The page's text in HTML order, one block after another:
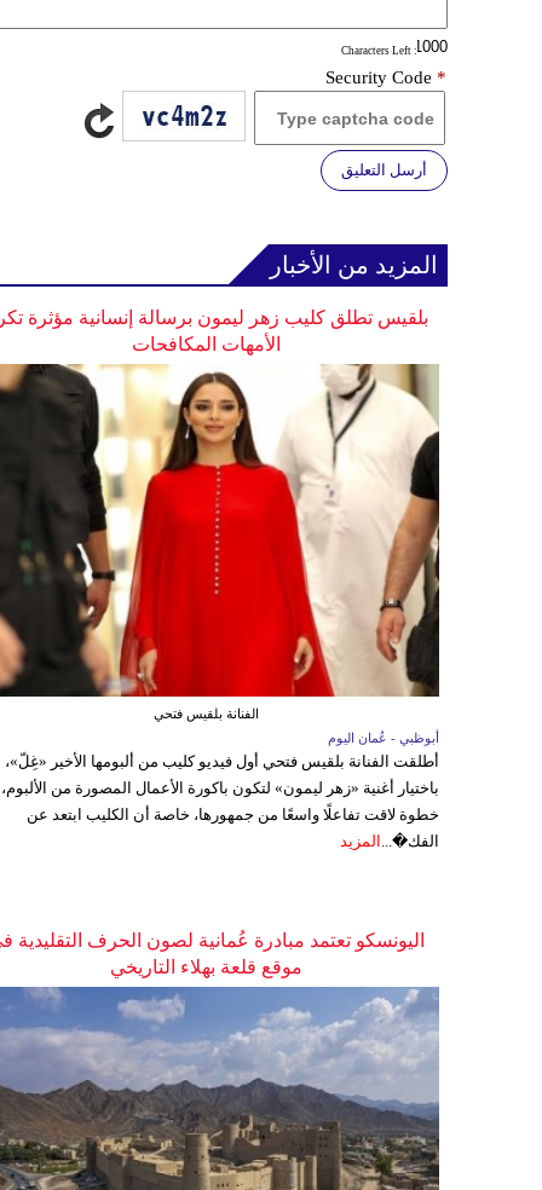
: Characters Left
Security Code *
أرسل التعليق
المزيد من الأخبار
بلقيس تطلق كليب زهر ليمون برسالة إنسانية مؤثرة
الأمهات المكافحات
الفنانة بلقيس فتحي
أبوظبي - عُمان اليوم
أطلقت الفنانة بلقيس فتحي أول فيديو كليب من ألبومها الأخير «غِلّ»،
باختيار أغنية «زهر ليمون» لتكون باكورة الأعمال المصورة من
خطوة لاقت تفاعلًا واسعًا من جمهورها، خاصة أن الكليب ابتعد عن
الفك�... المزيد
اليونسكو تعتمد مبادرة عُمانية لصون الحرف التقليدية
موقع قلعة بهلاء التاريخي